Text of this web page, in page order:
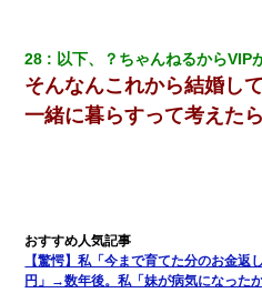
28 以下、？ちゃんねるからVIP
そんなんこれから結婚し
一緒に暮らすって考えた
【驚愕】私「今まで育てた分のお金
円」→数年後。私「妹が病気になった